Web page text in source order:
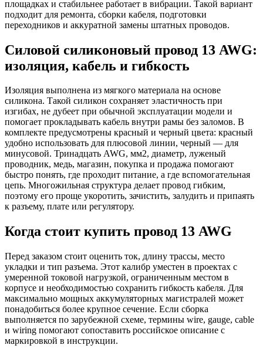
площадках и стабильнее работает в вибрации. Такой вариант
подходит для ремонта, сборки кабеля, подготовки
переходников и аккуратной замены штатных проводов.
Силовой силиконовый провод 13 AWG:
изоляция, кабель и гибкость
Изоляция выполнена из мягкого материала на основе
силикона. Такой силикон сохраняет эластичность при
изгибах, не дубеет при обычной эксплуатации модели и
помогает прокладывать кабель внутри рамы без заломов. В
комплекте предусмотрены красный и черный цвета: красный
удобно использовать для плюсовой линии, черный — для
минусовой. Тринадцать AWG, мм2, диаметр, луженый
проводник, медь, магазин, покупка и продажа помогают
быстро понять, где проходит питание, а где вспомогательная
цепь. Многожильная структура делает провод гибким,
поэтому его проще укоротить, зачистить, залудить и припаять
к разъему, плате или регулятору.
Когда стоит купить провод 13 AWG
Перед заказом стоит оценить ток, длину трассы, место
укладки и тип разъема. Этот калибр уместен в проектах с
умеренной токовой нагрузкой, ограниченным местом в
корпусе и необходимостью сохранить гибкость кабеля. Для
максимально мощных аккумуляторных магистралей может
понадобиться более крупное сечение. Если сборка
выполняется по зарубежной схеме, термины wire, gauge, cable
и wiring помогают сопоставить российское описание с
маркировкой в инструкции.